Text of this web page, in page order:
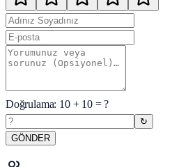
Doğrulama: 10+ 10= ?
↻
GÖNDER